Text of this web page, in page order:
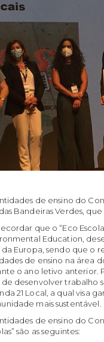
de ensino do
Bandeiras Verdes,
que o “Eco
Education,
da Europa, sendo que o
de ensino na área
o ano letivo anterior.
desenvolver trabalho
21 Local, a qual visa
mais sustentável.
de ensino do
são as seguintes: